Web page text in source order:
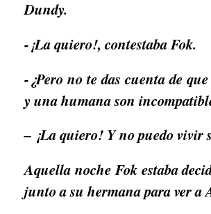
Dundy.
-¡La quiero!, contestaba Fok.
-¿Pero no te das cuenta de
y una humana son
– ¡La quiero! Y no puedo vivir
Aquella noche Fok estaba
junto a su hermana para ver a